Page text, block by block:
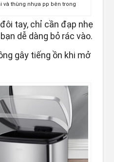
và thùng nhựa pp bên trong
tay, chỉ cần đạp nhẹ
dễ dàng bỏ rác vào.
gây tiếng ồn khi mở